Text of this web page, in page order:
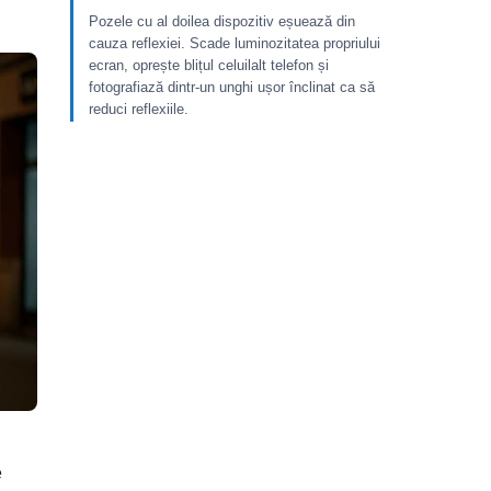
Pozele cu al doilea dispozitiv eșuează din
cauza reflexiei. Scade luminozitatea propriului
ecran, oprește blițul celuilalt telefon și
fotografiază dintr-un unghi ușor înclinat ca să
reduci reflexiile.